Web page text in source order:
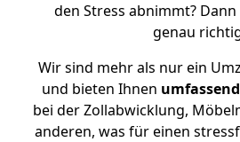
den Stress abnimmt? Dann
genau
Wir sind mehr als nur ein
und bieten Ihnen
bei der Zollabwicklung,
anderen, was für einen